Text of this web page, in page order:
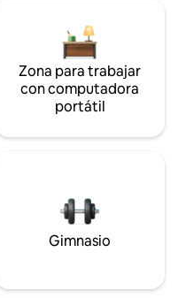
Zona para trabajar
con computadora
portátil
Gimnasio